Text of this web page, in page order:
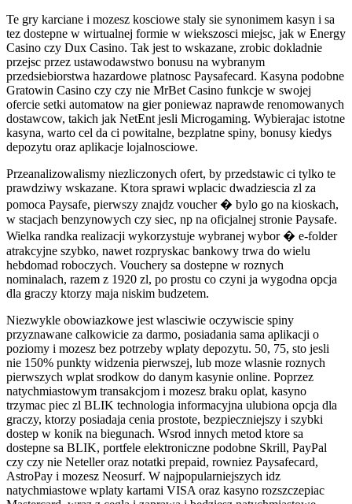
Te gry karciane i mozesz kosciowe staly sie synonimem kasyn i sa
tez dostepne w wirtualnej formie w wiekszosci miejsc, jak w Energy
Casino czy Dux Casino. Tak jest to wskazane, zrobic dokladnie
przejsc przez ustawodawstwo bonusu na wybranym
przedsiebiorstwa hazardowe platnosc Paysafecard. Kasyna podobne
Gratowin Casino czy czy nie MrBet Casino funkcje w swojej
ofercie setki automatow na gier poniewaz naprawde renomowanych
dostawcow, takich jak NetEnt jesli Microgaming. Wybierajac istotne
kasyna, warto cel da ci powitalne, bezplatne spiny, bonusy kiedys
depozytu oraz aplikacje lojalnosciowe.
Przeanalizowalismy niezliczonych ofert, by przedstawic ci tylko te
prawdziwy wskazane. Ktora sprawi wplacic dwadziescia zl za
pomoca Paysafe, pierwszy znajdz voucher � bylo go na kioskach,
w stacjach benzynowych czy siec, np na oficjalnej stronie Paysafe.
Wielka randka realizacji wykorzystuje wybranej wybor � e-folder
atrakcyjne szybko, nawet rozpryskac bankowy trwa do wielu
hebdomad roboczych. Vouchery sa dostepne w roznych
nominalach, razem z 1920 zl, po prostu co czyni ja wygodna opcja
dla graczy ktorzy maja niskim budzetem.
Niezwykle obowiazkowe jest wlasciwie oczywiscie spiny
przyznawane calkowicie za darmo, posiadania sama aplikacji o
poziomy i mozesz bez potrzeby wplaty depozytu. 50, 75, sto jesli
nie 150% punkty widzenia pierwszej, lub moze wlasnie roznych
pierwszych wplat srodkow do danym kasynie online. Poprzez
natychmiastowym transakcjom i mozesz braku oplat, kasyno
trzymac piec zl BLIK technologia informacyjna ulubiona opcja dla
graczy, ktorzy posiadaja cenia prostote, bezpieczniejszy i szybki
dostep w konik na biegunach. Wsrod innych metod ktore sa
dostepne sa BLIK, portfele elektroniczne podobne Skrill, PayPal
czy czy nie Neteller oraz notatki prepaid, rowniez Paysafecard,
AstroPay i mozesz Neosurf. W najpopularniejszych idz
natychmiastowe wplaty kartami VISA oraz kasyno rozszczepiac